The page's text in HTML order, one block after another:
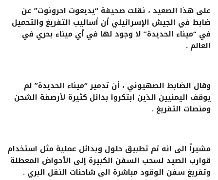
على هذا الصعيد ، نقلت صحيفة “يديعوت احرونوت” عن
ضابط في الجيش الإسرائيلي أن أساليب التفريغ والتحميل
في “ميناء الحديدة” لا وجود لها في أي ميناء بحري في
العالم .
وقال الضابط الصهيوني ، أن تدمير “ميناء الحديدة” لم
يوقف اليمنيين الذين ابتكروا بدائل كثيرة لأرصفة الشحن
ومنصات التفريغ .
مشيراً الى انه تم تطبيق حلول وبدائل عملية مثل استخدام
قوارب الصيد لسحب السفن الكبيرة إلى الأحواض المعطلة
وتفريغ سفن الوقود مباشرة الى شاحنات النقل البري .